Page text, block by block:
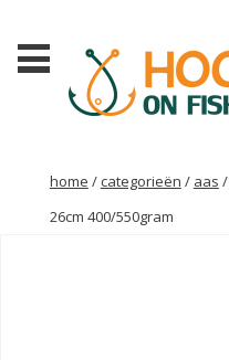
home / categorieën / aas
26cm 400/550gram